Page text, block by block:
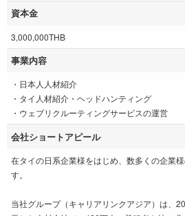
資本金
3,000,000THB
事業内容
・日本人人材紹介
・タイ人材紹介・ヘッドハンティング
・ウェブリクルーティングサービスの運営
会社ショートアピール
在タイの日系企業様をはじめ、数多くの企業
す。
当社グループ（キャリアリンクアジア）は、